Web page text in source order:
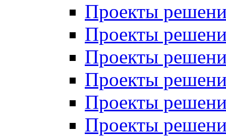
Проекты
Проекты
Проекты
Проекты
Проекты
Проекты